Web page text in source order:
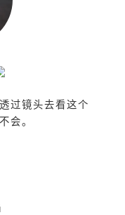
过镜头去看这个
会。